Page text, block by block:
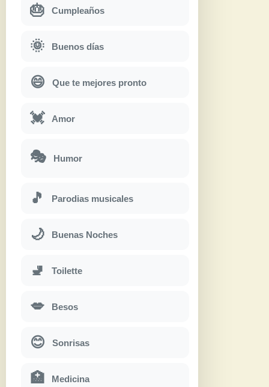
🎂 Cumpleaños
🌞 Buenos días
😄 Que te mejores pronto
💓 Amor
🎭 Humor
🎵 Parodias musicales
🌙 Buenas Noches
🚽 Toilette
💋 Besos
😊 Sonrisas
🏥 Medicina